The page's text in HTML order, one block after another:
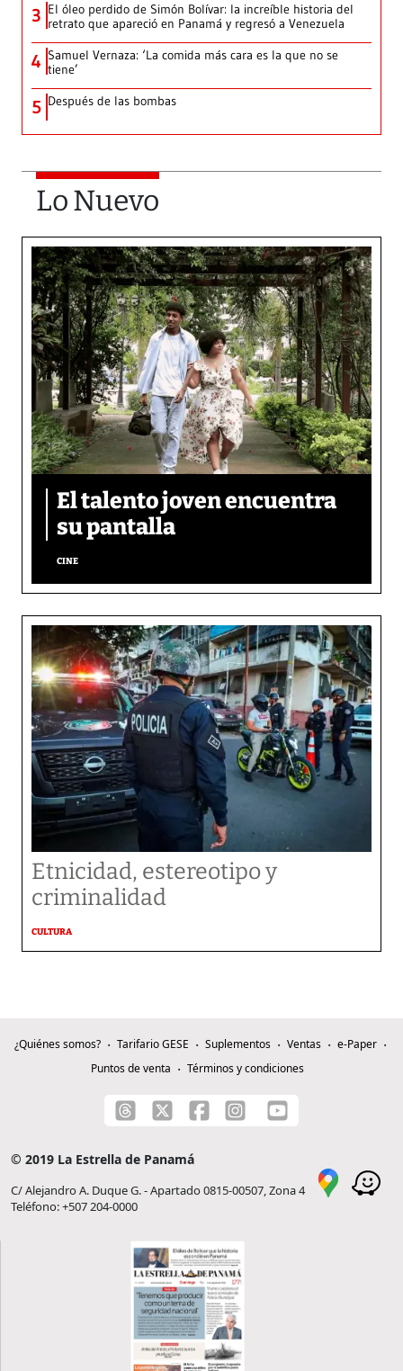
3 El óleo perdido de Simón Bolívar: la increíble historia del
retrato que apareció en Panamá y regresó a Venezuela
4 Samuel Vernaza: ‘La comida más cara es la que no se
tiene’
5 Después de las bombas
Lo Nuevo
El talento joven encuentra
su pantalla​
CINE
Etnicidad, estereotipo y
criminalidad
CULTURA
¿Quiénes somos? Tarifario GESE Suplementos Ventas
e-Paper
Puntos de venta
Términos y condiciones
© 2019 La Estrella de Panamá
C/ Alejandro A. Duque G. - Apartado 0815-00507, Zona 4
Teléfono: +507 204-0000